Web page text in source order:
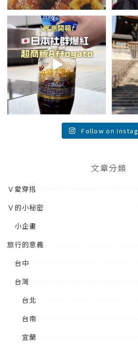
\🇯🇵日本爆紅!超商版Affogato
🍨☕️/
🏷️#吉推日本🇯🇵...
116 26
💭留言
\🇯🇵
Follow on
文章分類
Ｖ愛穿搭
Ｖ的小秘密
小企畫
旅行的意義
台中
台灣
台北
台南
宜蘭